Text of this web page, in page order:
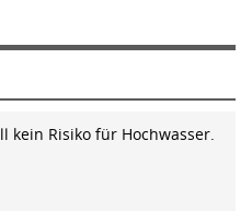
kein Risiko für Hochwasser.